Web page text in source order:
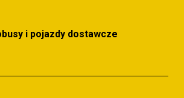
i pojazdy dostawcze